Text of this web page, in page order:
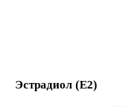
Эстрадиол (Е2)